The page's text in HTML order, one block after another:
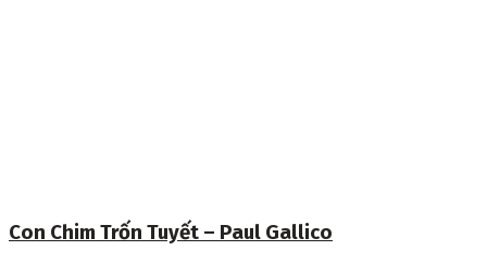
Con Chim Trốn Tuyết – Paul Gallico